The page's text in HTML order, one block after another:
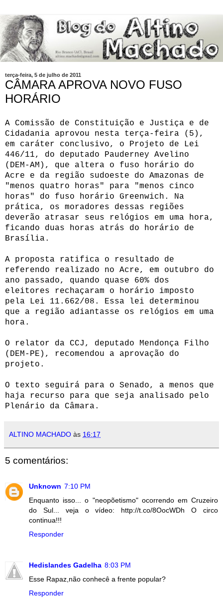
terça-feira, 5 de julho de 2011
CÂMARA APROVA NOVO FUSO
HORÁRIO
A Comissão de Constituição e Justiça e de
Cidadania aprovou nesta terça-feira (5),
em caráter conclusivo, o Projeto de Lei
446/11, do deputado Pauderney Avelino
(DEM-AM), que altera o fuso horário do
Acre e da região sudoeste do Amazonas de
"menos quatro horas" para "menos cinco
horas" do fuso horário Greenwich. Na
prática, os moradores dessas regiões
deverão atrasar seus relógios em uma hora,
ficando duas horas atrás do horário de
Brasília.
A proposta ratifica o resultado de
referendo realizado no Acre, em outubro do
ano passado, quando quase 60% dos
eleitores rechaçaram o horário imposto
pela Lei 11.662/08. Essa lei determinou
que a região adiantasse os relógios em uma
hora.
O relator da CCJ, deputado Mendonça Filho
(DEM-PE), recomendou a aprovação do
projeto.
O texto seguirá para o Senado, a menos que
haja recurso para que seja analisado pelo
Plenário da Câmara.
ALTINO MACHADO às 16:17
5 comentários:
Unknown 7:10 PM
Enquanto isso... o "neopõetismo" ocorrendo em Cruzeiro
do Sul... veja o vídeo: http://t.co/8OocWDh O circo
continua!!!
Responder
Hedislandes Gadelha 8:03 PM
Esse Rapaz,não conhecê a frente popular?
Responder